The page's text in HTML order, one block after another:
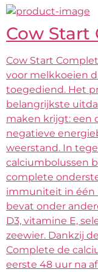
Cow Start
Cow Start
voor melkkoeien
toegediend. Het
belangrijkste
maken krijgt: een
negatieve
weerstand. In
calciumbolussen
complete
immuniteit in één
bevat onder
D3, vitamine E,
zeewier. Dankzij
Complete de
eerste 48 uur na